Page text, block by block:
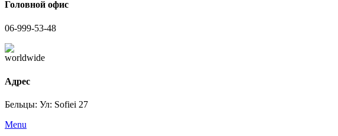
Головной офис
06-999-53-48
Адрес
Бельцы: Ул: Sofiei 27
Menu